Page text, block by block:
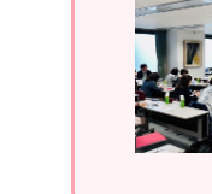
2023/04/05
2023年4月
2022/11/30
2022年11